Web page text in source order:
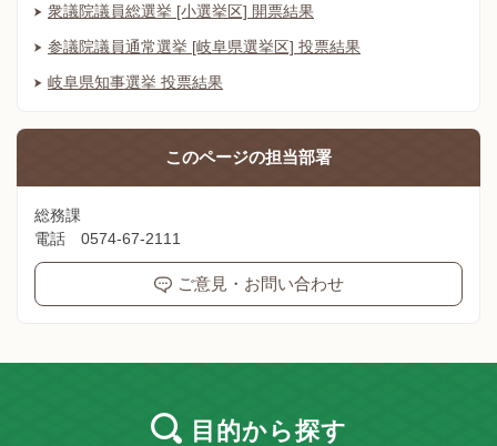
衆議院議員総選挙 [小選挙区] 開票結果
参議院議員通常選挙 [岐阜県選挙区] 投票結果
岐阜県知事選挙 投票結果
このページの担当部署
総務課
電話 0574-67-2111
ご意見・お問い合わせ
目的から探す